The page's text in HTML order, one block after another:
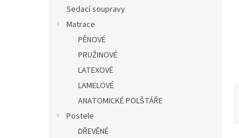
Sedací soupravy
Matrace
PĚNOVÉ
PRUŽINOVÉ
LATEXOVÉ
LAMELOVÉ
ANATOMICKÉ POLŠTÁŘE
Postele
DŘEVĚNÉ